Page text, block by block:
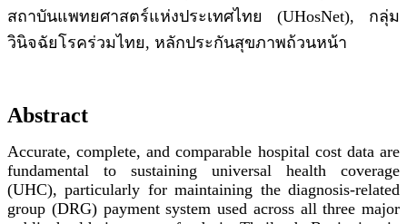
สถาบันแพทยศาสตร์แห่งประเทศไทย (UHosNet), กลุ่ม
วินิจฉัยโรคร่วมไทย, หลักประกันสุขภาพถ้วนหน้า
Abstract
Accurate, complete, and comparable hospital cost data are
fundamental to sustaining universal health coverage
(UHC), particularly for maintaining the diagnosis-related
group (DRG) payment system used across all three major